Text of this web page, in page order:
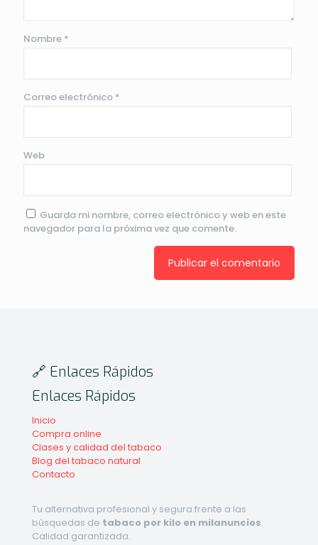
Nombre *
Correo electrónico *
Web
Guarda mi nombre, correo electrónico y web en este
navegador para la próxima vez que comente.
🔗 Enlaces Rápidos
Enlaces Rápidos
Inicio
Compra online
Clases y calidad del tabaco
Blog del tabaco natural
Contacto
Tu alternativa profesional y segura frente a las
búsquedas de tabaco por kilo en milanuncios.
Calidad garantizada.